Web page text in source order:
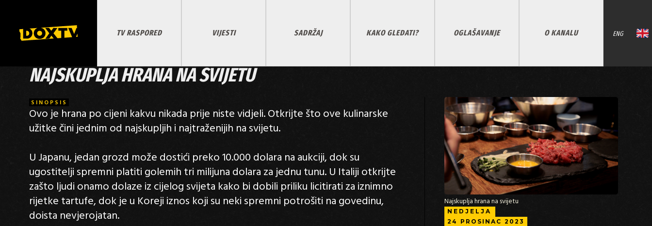
TV RASPORED VIJESTI SADRŽAJ KAKO GLEDATI? OGLAŠAVANJE O KANALU ENG
NAJSKUPLJA HRANA NA SVIJETU
SINOPSIS
Ovo je hrana po cijeni kakvu nikada prije niste vidjeli. Otkrijte što ove kulinarske
užitke čini jednim od najskupljih i najtraženijih na svijetu.
U Japanu, jedan grozd može dostići preko 10.000 dolara na aukciji, dok su
ugostitelji spremni platiti golemih tri milijuna dolara za jednu tunu. U Italiji otkrijte
zašto ljudi onamo dolaze iz cijelog svijeta kako bi dobili priliku licitirati za iznimno
rijetke tartufe, dok je u Koreji iznos koji su neki spremni potrošiti na govedinu,
doista nevjerojatan.
Najskuplja hrana na svijetu
NEDJELJA
24
PROSINAC 2023